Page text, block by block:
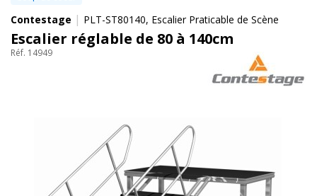
Contestage | PLT-ST80140, Escalier Praticable de Scène
Escalier réglable de 80 à 140cm
Réf. 14949